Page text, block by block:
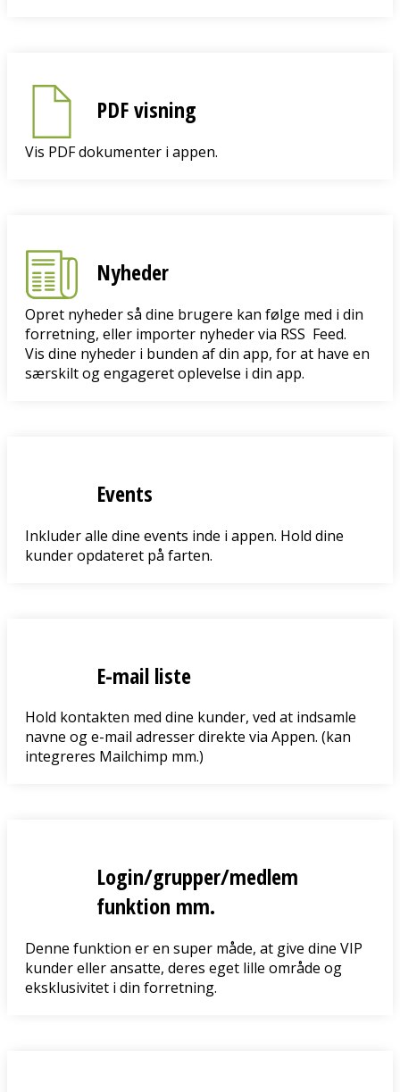
PDF visning
Vis PDF dokumenter i appen.
Nyheder
Opret nyheder så dine brugere kan følge med i din
forretning, eller importer nyheder via RSS Feed.
Vis dine nyheder i bunden af din app, for at have en
særskilt og engageret oplevelse i din app.
Events
Inkluder alle dine events inde i appen. Hold dine
kunder opdateret på farten.
E-mail liste
Hold kontakten med dine kunder, ved at indsamle
navne og e-mail adresser direkte via Appen. (kan
integreres Mailchimp mm.)
Login/grupper/medlem
funktion mm.
Denne funktion er en super måde, at give dine VIP
kunder eller ansatte, deres eget lille område og
eksklusivitet i din forretning.